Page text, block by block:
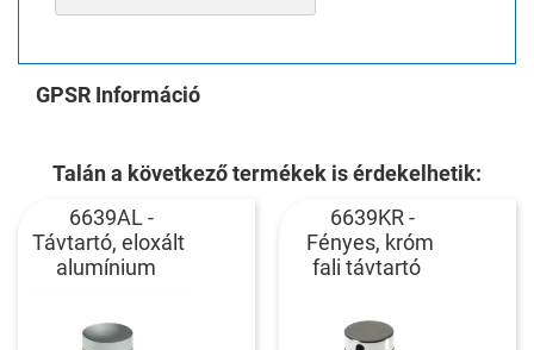
GPSR Információ
Talán a következő termékek is érdekelhetik:
6639AL -
Távtartó, eloxált
alumínium
6639KR -
Fényes, króm
fali távtartó